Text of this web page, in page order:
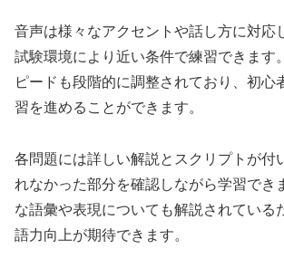
音声は様々なアクセントや話し方に対応
試験環境により近い条件で練習できます
ピードも段階的に調整されており、初心
習を進めることができます。
各問題には詳しい解説とスクリプトが付
れなかった部分を確認しながら学習でき
な語彙や表現についても解説されている
語力向上が期待できます。